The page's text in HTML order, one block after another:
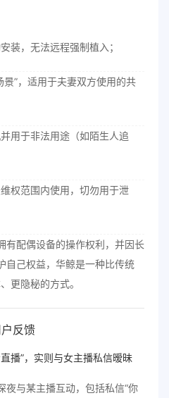
装，无法远程强制植入；
”，适用于夫妻双方使用的共
用于非法用途（如陌生人追
权范围内使用，切勿用于泄
有配偶设备的操作权利，并因长
自己权益，华鲸是一种比传统
更隐秘的方式。
反馈
播”，实则与女主播私信暧昧
夜与某主播互动，包括私信“你